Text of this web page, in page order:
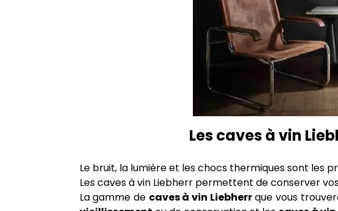
Les caves à vin
Le bruit, la lumière et les chocs thermiques sont les
Les caves à vin Liebherr permettent de conserver
La gamme de caves à vin Liebherrque vous